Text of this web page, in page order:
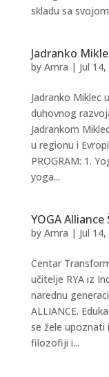
skladu sa
Jadranko
by Amra | Jul
Jadranko Miklec
duhovnog
Jadrankom
u regionu i
PROGRAM: 1.
yoga...
YOGA Alliance
by Amra | Jul
Centar
učitelje RYA iz
narednu
ALLIANCE.
se žele
filozofiji i...